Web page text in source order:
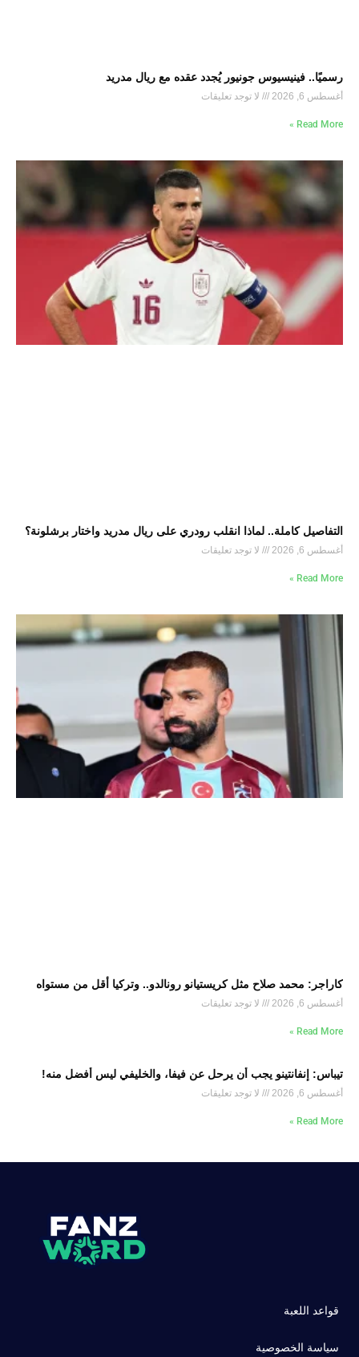
رسميًا.. فينيسيوس جونيور يُجدد عقده مع ريال مدريد
أغسطس 6, 2026 لا توجد تعليقات
Read More »
التفاصيل كاملة.. لماذا انقلب رودري على ريال مدريد واختار برشلونة؟
أغسطس 6, 2026 لا توجد تعليقات
Read More »
كاراجر: محمد صلاح مثل كريستيانو رونالدو.. وتركيا أقل من مستواه
أغسطس 6, 2026 لا توجد تعليقات
Read More »
تيباس: إنفانتينو يجب أن يرحل عن فيفا، والخليفي ليس أفضل منه!
أغسطس 6, 2026 لا توجد تعليقات
Read More »
قواعد اللعبة
سياسة الخصوصية